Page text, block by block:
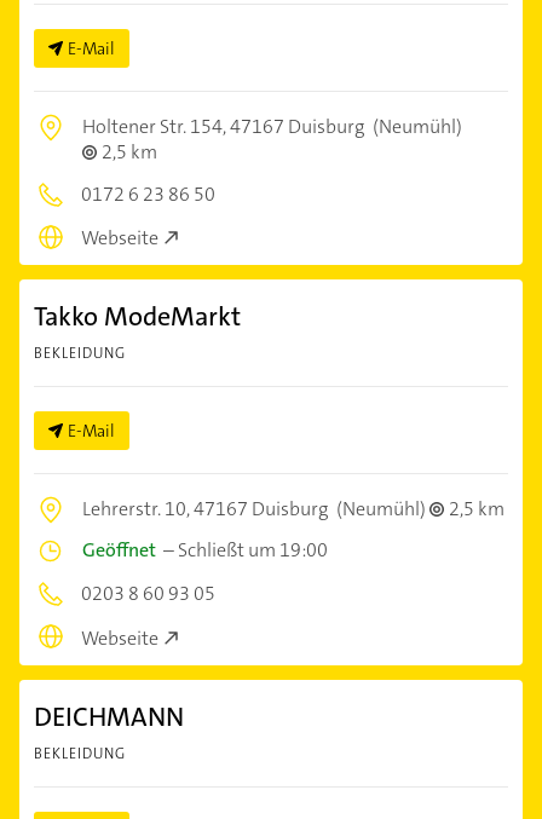
E-Mail
Holtener Str. 154,47167 Duisburg (Neumühl)
2,5 km
0172 6 23 86 50
Webseite
Takko ModeMarkt
BEKLEIDUNG
E-Mail
Lehrerstr. 10,47167 Duisburg (Neumühl)
2,5 km
Geöffnet –Schließt um 19:00
0203 8 60 93 05
Webseite
DEICHMANN
BEKLEIDUNG